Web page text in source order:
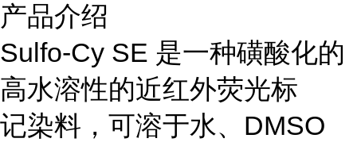
产品介绍
Sulfo-Cy SE 是一种磺酸化的
高水溶性的近红外荧光标
记染料，可溶于水、DMSO